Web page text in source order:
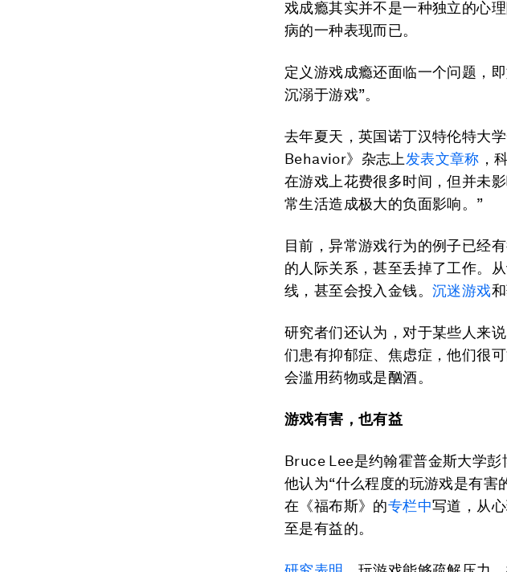
戏成瘾其实并不是一种独立的心
病的一种表现而已。
定义游戏成瘾还面临一个问题，
沉溺于游戏”。
去年夏天，英国诺丁汉特伦特大
Behavior》杂志上发表文章称 ，
在游戏上花费很多时间，但并未
常生活造成极大的负面影响。”
目前，异常游戏行为的例子已经
的人际关系，甚至丢掉了工作。
线，甚至会投入金钱。 沉迷游戏
研究者们还认为，对于某些人来
们患有抑郁症、焦虑症，他们很
会滥用药物或是酗酒。
游戏有害，也有益
Bruce Lee是约翰霍普金斯大学彭
他认为“什么程度的玩游戏是有害
在《福布斯》的专栏中写道，从
至是有益的。